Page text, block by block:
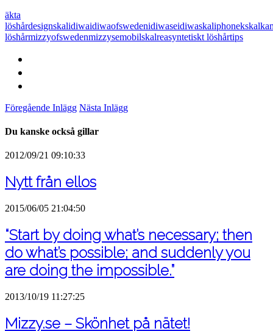
äkta
löshårdesignskalidiwaidiwaofswedenidiwaseidiwaskaliphonekskal
löshårmizzyofswedenmizzysemobilskalreasyntetiskt löshårtips
Föregående Inlägg Nästa Inlägg
Du kanske också gillar
2012/09/21 09:10:33
Nytt från ellos
2015/06/05 21:04:50
“Start by doing what’s necessary; then
do what’s possible; and suddenly you
are doing the impossible.”
2013/10/19 11:27:25
Mizzy.se – Skönhet på nätet!